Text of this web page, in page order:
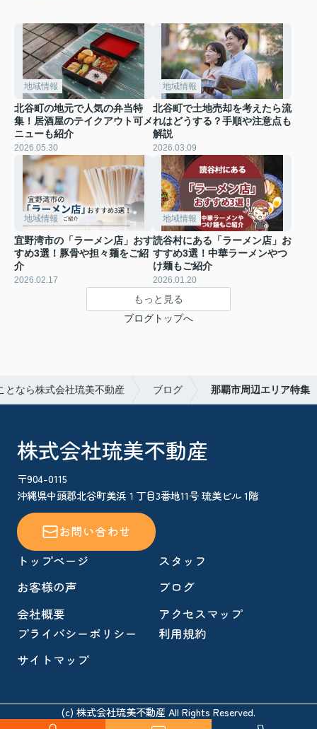
地域情報
北谷町の地元で人気の弁当特
集！居酒屋のテイクアウト可メ
ニューも紹介
2026.05.30
地域情報
北谷町で土地売却を考えたら流
れはどうする？手順や注意点も
解説
2026.03.09
地域情報
宜野湾市の「ラーメン店」おす
すめ3選！豚骨や担々麺をご紹
介
2026.02.17
地域情報
読谷村にある「ラーメン店」お
すすめ3選！中華ラーメンやつ
け麺もご紹介
2026.01.20
もっと見る
ブログトップへ
となら株式会社琉美不動産 ブログ 那覇市周辺エリア特集
株式会社琉美不動産
〒904-0115
沖縄県中頭郡北谷町美浜１丁目3番地11号 琉美ビル 1階
お問い合わせ
トップページ
スタッフ
お客様の声
ブログ
会社概要
アクセスマップ
プライバシーポリシー
利用規約
サイトマップ
(c) 株式会社琉美不動産 All Rights Reserved.